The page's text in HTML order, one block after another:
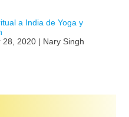
a India de Yoga y
28, 2020 | Nary Singh